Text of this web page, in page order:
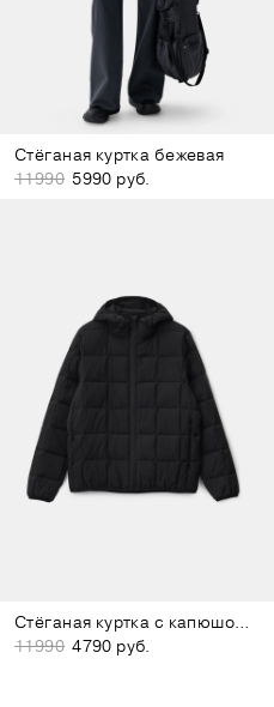
Стёганая куртка бежевая
11990 5990 руб.
Стёганая куртка с капюшоном чёрная
11990 4790 руб.